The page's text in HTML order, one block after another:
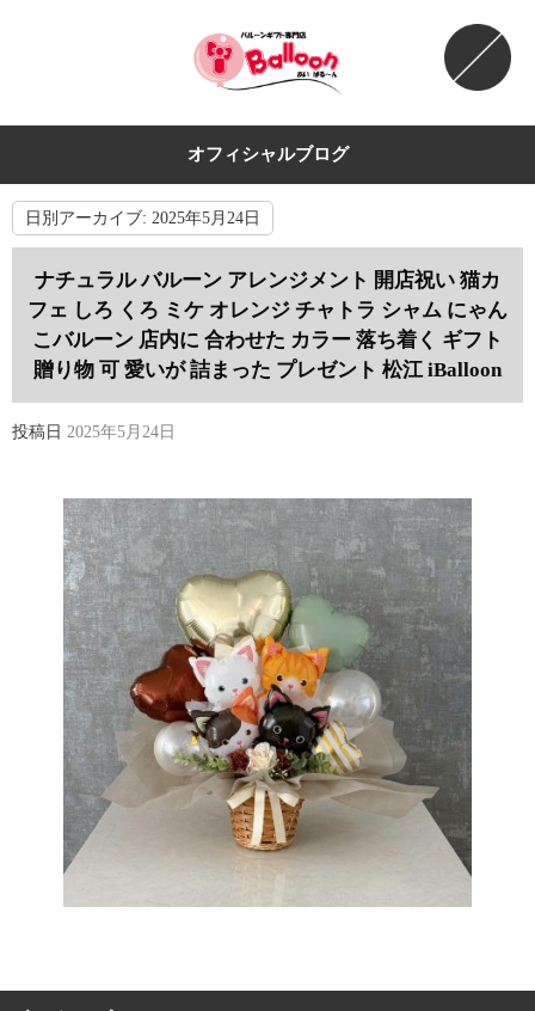
オフィシャルブログ
日別アーカイブ: 2025年5月24日
ナチュラル バルーン アレンジメント 開店祝い 猫カ
フェ しろ くろ ミケ オレンジ チャトラ シャム にゃん
こバルーン 店内に 合わせた カラー 落ち着く ギフト
贈り物 可 愛いが 詰まった プレゼント 松江 iBalloon
投稿日 2025年5月24日